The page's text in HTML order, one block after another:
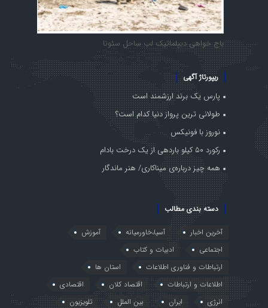
باج خواهی دیپلماتیک لب ساحل سئوتا
ریپورتاژ آگهی
پارس یک برند ارزشمند است
طولانی ترین پرواز دنیا کدام است؟
نوروز با فونیکس
رکورد ۵۰ کیلو باردهی از یک درخت بادام
همه چیز درباره‌ی میناکاری/ هنر ماندگار
دسته بندی مطالب
آخرین اخبار آسیا،خاورمیانه
آموزش
اجتماعی
ادبیات و کتاب
ارتباطات و فناوری اطلاعات
استان ها
اطلاعات و ارتباطات
اقتصاد کلان
اقتصادی
انرژی
ایران بین الملل
تلویزیون